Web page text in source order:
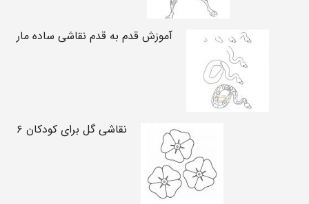
آموزش قدم به قدم نقاشی ساده مار
نقاشی گل برای کودکان ۶